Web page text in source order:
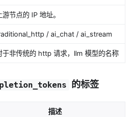
游节点的 IP 地址。
/ ai_chat / ai_stream
于非传统的 http 请求，llm 模型的名称
的标签
描述